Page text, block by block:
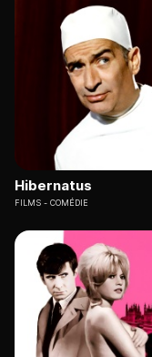
Hibernatus
FILMS COMÉDIE